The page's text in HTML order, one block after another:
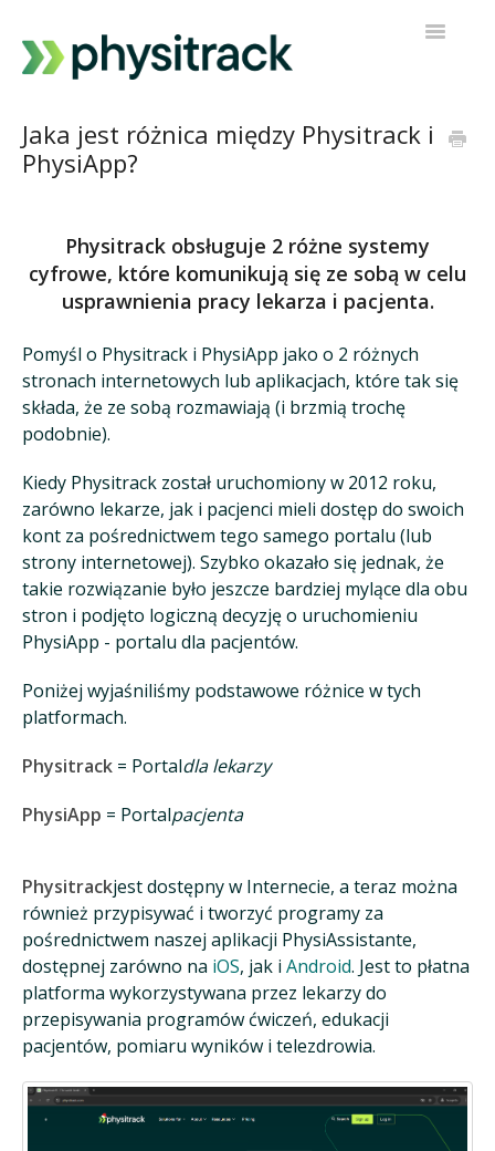
Przełącz
Jaka jest różnica między Physitrack i
PhysiApp?
Physitrack obsługuje 2 różne systemy
cyfrowe, które komunikują się ze sobą w celu
usprawnienia pracy lekarza i pacjenta.
Pomyśl o Physitrack i PhysiApp jako o 2 różnych
stronach internetowych lub aplikacjach, które tak się
składa, że ze sobą rozmawiają (i brzmią trochę
podobnie).
Kiedy Physitrack został uruchomiony w 2012 roku,
zarówno lekarze, jak i pacjenci mieli dostęp do swoich
kont za pośrednictwem tego samego portalu (lub
strony internetowej). Szybko okazało się jednak, że
takie rozwiązanie było jeszcze bardziej mylące dla obu
stron i podjęto logiczną decyzję o uruchomieniu
PhysiApp - portalu dla pacjentów.
Poniżej wyjaśniliśmy podstawowe różnice w tych
platformach.
Physitrack = Portaldla lekarzy
PhysiApp = Portalpacjenta
Physitrackjest dostępny w Internecie, a teraz można
również przypisywać i tworzyć programy za
pośrednictwem naszej aplikacji PhysiAssistante,
dostępnej zarówno na iOS, jak i Android. Jest to płatna
platforma wykorzystywana przez lekarzy do
przepisywania programów ćwiczeń, edukacji
pacjentów, pomiaru wyników i telezdrowia.